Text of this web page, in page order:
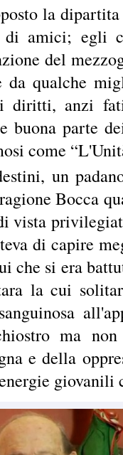
la
di amici; egli
del
da qualche
diritti, anzi
buona parte
come
un
ragione Bocca
vista
di capire
che si era
la cui
ma
e della
giovanili